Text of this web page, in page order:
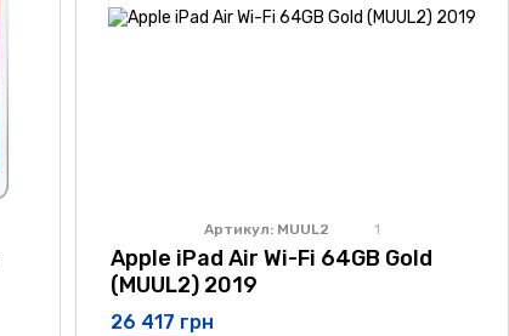
Артикул: MUUL2 1
Apple iPad Air Wi-Fi 64GB Gold
(MUUL2) 2019
26 417 грн